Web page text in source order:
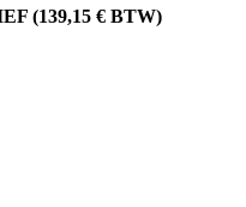
(139,15 € BTW)